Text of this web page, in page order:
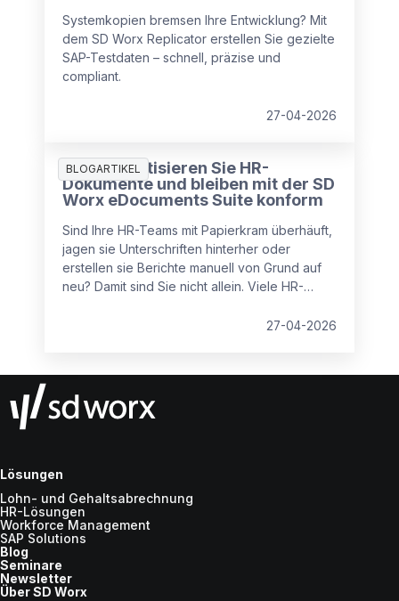
Systemkopien bremsen Ihre Entwicklung? Mit
dem SD Worx Replicator erstellen Sie gezielte
SAP-Testdaten – schnell, präzise und
compliant.
27-04-2026
BLOGARTIKEL
So automatisieren Sie HR-
Dokumente und bleiben mit der SD
Worx eDocuments Suite konform
Sind Ihre HR-Teams mit Papierkram überhäuft,
jagen sie Unterschriften hinterher oder
erstellen sie Berichte manuell von Grund auf
neu? Damit sind Sie nicht allein. Viele HR-
fest, die Zeit verschwenden, Compliance-
27-04-2026
Lösungen
Lohn- und Gehaltsabrechnung
HR-Lösungen
Workforce Management
SAP Solutions
Blog
Seminare
Newsletter
Über SD Worx